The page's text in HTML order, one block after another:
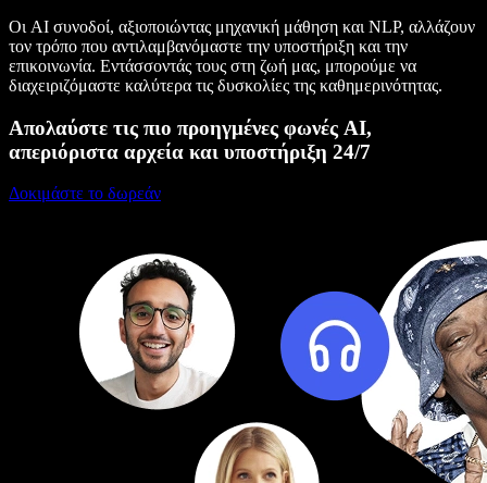
Οι AI συνοδοί, αξιοποιώντας μηχανική μάθηση και NLP, αλλάζουν
τον τρόπο που αντιλαμβανόμαστε την υποστήριξη και την
επικοινωνία. Εντάσσοντάς τους στη ζωή μας, μπορούμε να
διαχειριζόμαστε καλύτερα τις δυσκολίες της καθημερινότητας.
Απολαύστε τις πιο προηγμένες φωνές AI,
απεριόριστα αρχεία και υποστήριξη 24/7
Δοκιμάστε το δωρεάν